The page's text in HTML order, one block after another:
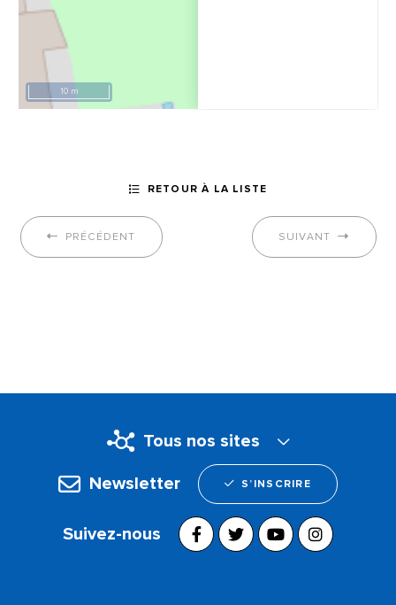
10 m
PRÉCÉDENT
RETOUR À LA LISTE
SUIVANT
Tous nos sites
Newsletter S’INSCRIRE
Suivez-nous